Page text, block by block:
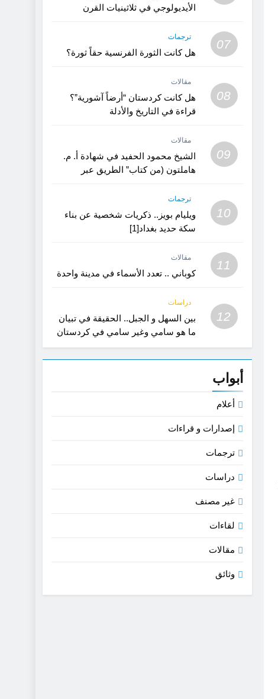
الأيديولوجي في ثلاثينيات القرن
07
ترجمات
هل كانت الثورة الفرنسية حقاً ثورة؟
08
مقالات
هل كانت كردستان “أرضاً آشورية”؟
قراءة في التاريخ والأدلة
09
مقالات
الشيخ محمود الحفيد في شهادة أ. م.
هاملتون (من كتاب” الطريق عبر
10
ترجمات
ويليام بويز.. ذكريات شخصية عن بناء
سكة حديد بغداد[1]
11
مقالات
كوباني .. تعدد الأسماء في مدينة واحدة
12
دراسات
بين السهل و الجبل.. الحقيقة في تبيان
ما هو سامي وغير سامي في كردستان
القديمة- بحث في اللغة و الفن
أبواب
أعلام
إصدارات و قراءات
ترجمات
دراسات
غير مصنف
لقاءات
مقالات
وثائق